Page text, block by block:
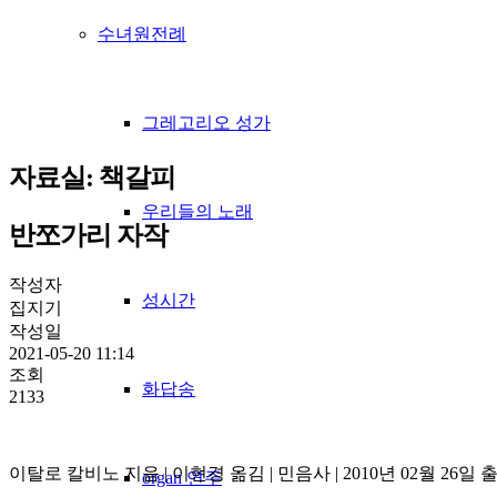
수녀원전례
그레고리오 성가
우리들의 노래
성시간
화답송
organ 연주
자료실: 책갈피
반쪼가리 자작
작성자
집지기
작성일
2021-05-20 11:14
조회
2133
이탈로 칼비노 지음 | 이현경 옮김 | 민음사 | 2010년 02월 26일